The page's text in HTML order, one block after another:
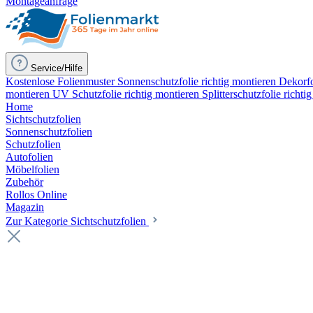
Service/Hilfe
Kostenlose Folienmuster Sonnenschutzfolie richtig montieren
montieren UV Schutzfolie richtig montieren Splitterschutzfolie
Home
Sichtschutzfolien
Sonnenschutzfolien
Schutzfolien
Autofolien
Möbelfolien
Zubehör
Rollos Online
Magazin
Zur Kategorie Sichtschutzfolien